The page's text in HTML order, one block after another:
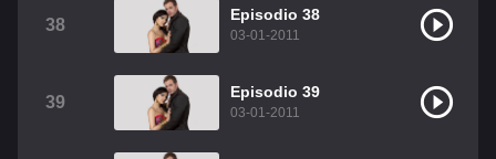
38
Episodio 38
03-01-2011
39
Episodio 39
03-01-2011